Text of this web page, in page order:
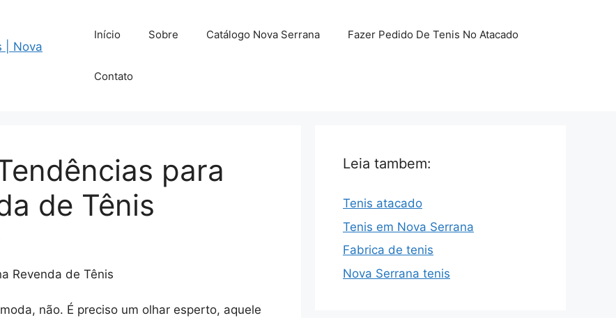
Início Sobre Catálogo Nova Serrana Fazer Pedido De Tenis No Atacado
Contato
para
de Tênis
Revenda de Tênis
não. É preciso um olhar esperto, aquele
Leia tambem:
Tenis atacado
Tenis em Nova Serrana
Fabrica de tenis
Nova Serrana tenis